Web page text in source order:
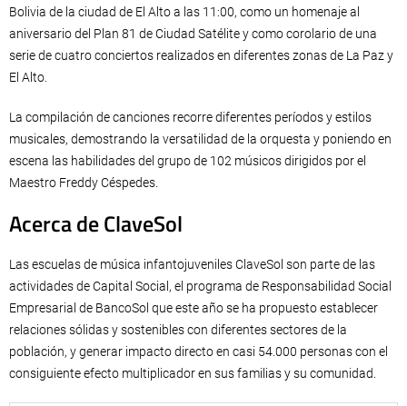
Bolivia de la ciudad de El Alto a las 11:00, como un homenaje al
aniversario del Plan 81 de Ciudad Satélite y como corolario de una
serie de cuatro conciertos realizados en diferentes zonas de La Paz y
El Alto.
La compilación de canciones recorre diferentes períodos y estilos
musicales, demostrando la versatilidad de la orquesta y poniendo en
escena las habilidades del grupo de 102 músicos dirigidos por el
Maestro Freddy Céspedes.
Acerca de ClaveSol
Las escuelas de música infantojuveniles ClaveSol son parte de las
actividades de Capital Social, el programa de Responsabilidad Social
Empresarial de BancoSol que este año se ha propuesto establecer
relaciones sólidas y sostenibles con diferentes sectores de la
población, y generar impacto directo en casi 54.000 personas con el
consiguiente efecto multiplicador en sus familias y su comunidad.